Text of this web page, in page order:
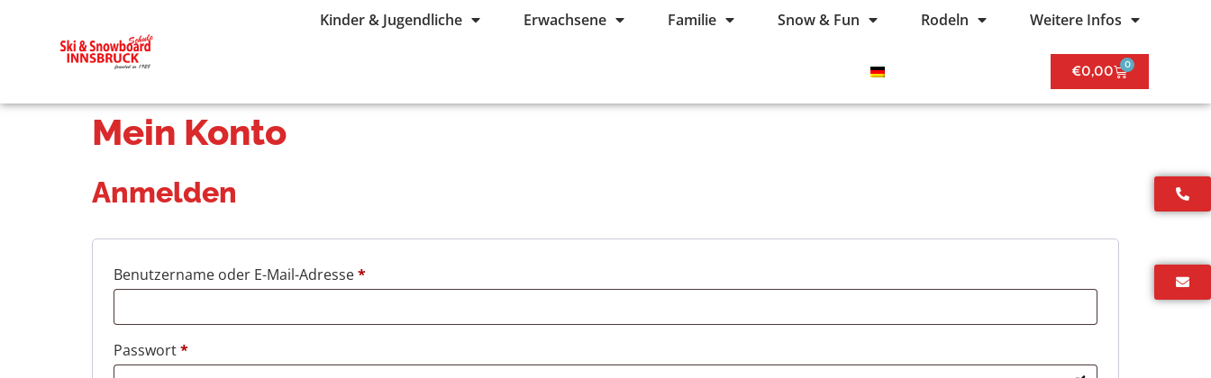
Kinder & Jugendliche Erwachsene Familie Snow & Fun Rodeln Weitere Infos
€0,00 0
Mein Konto
Anmelden
Benutzername oder E-Mail-Adresse*
Passwort*